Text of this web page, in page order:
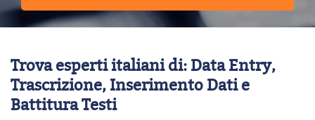
Trova esperti italiani di: Data Entry,
Trascrizione, Inserimento Dati e
Battitura Testi